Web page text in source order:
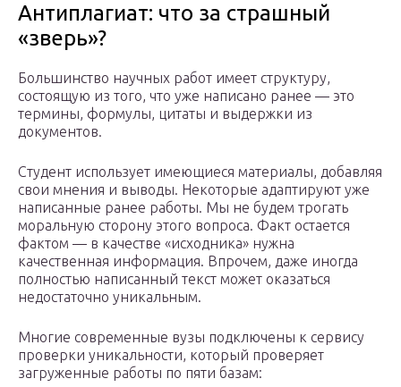
Антиплагиат: что за страшный
«зверь»?
Большинство научных работ имеет структуру,
состоящую из того, что уже написано ранее — это
термины, формулы, цитаты и выдержки из
документов.
Студент использует имеющиеся материалы, добавляя
свои мнения и выводы. Некоторые адаптируют уже
написанные ранее работы. Мы не будем трогать
моральную сторону этого вопроса. Факт остается
фактом — в качестве «исходника» нужна
качественная информация. Впрочем, даже иногда
полностью написанный текст может оказаться
недостаточно уникальным.
Многие современные вузы подключены к сервису
проверки уникальности, который проверяет
загруженные работы по пяти базам: